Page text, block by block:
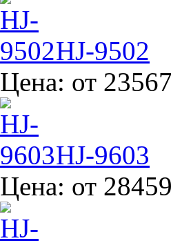
HJ-9502
Цена: от
HJ-9603
Цена: от